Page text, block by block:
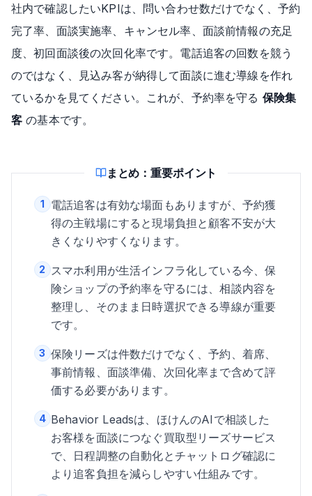
社内で確認したいKPIは、問い合わせ数だけでなく、予約
完了率、面談実施率、キャンセル率、面談前情報の充足
度、初回面談後の次回化率です。電話追客の回数を競う
のではなく、見込み客が納得して面談に進む導線を作れ
ているかを見てください。これが、予約率を守る 保険集
客 の基本です。
まとめ：重要ポイント
1
電話追客は有効な場面もありますが、予約獲
得の主戦場にすると現場負担と顧客不安が大
きくなりやすくなります。
2 スマホ利用が生活インフラ化している今、保
険ショップの予約率を守るには、相談内容を
整理し、そのまま日時選択できる導線が重要
です。
3 保険リーズは件数だけでなく、予約、着席、
事前情報、面談準備、次回化率まで含めて評
価する必要があります。
4 Behavior Leadsは、ほけんのAIで相談した
お客様を面談につなぐ買取型リーズサービス
で、日程調整の自動化とチャットログ確認に
より追客負担を減らしやすい仕組みです。